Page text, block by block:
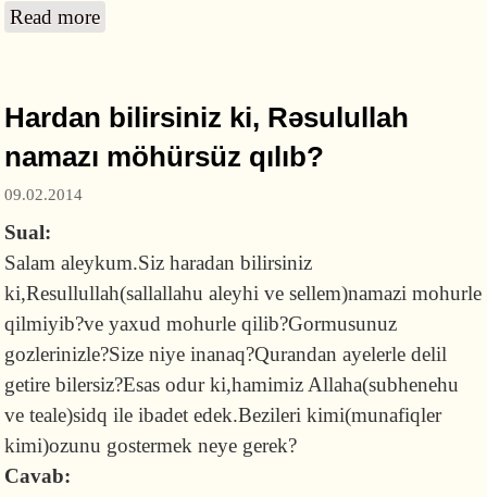
Read more
Hardan bilirsiniz ki, Rəsulullah
namazı möhürsüz qılıb?
09.02.2014
Sual:
Salam aleykum.Siz haradan bilirsiniz
ki,Resullullah(sallallahu aleyhi ve sellem)namazi mohurle
qilmiyib?ve yaxud mohurle qilib?Gormusunuz
gozlerinizle?Size niye inanaq?Qurandan ayelerle delil
getire bilersiz?Esas odur ki,hamimiz Allaha(subhenehu
ve teale)sidq ile ibadet edek.Bezileri kimi(munafiqler
kimi)ozunu gostermek neye gerek?
Cavab: